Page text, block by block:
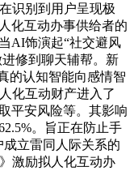
识别到用户呈现极
化互动办事供给者的
AI饰演起“社交避风
修到聊天辅帮。新
的认知智能向感情智
化互动财产进入了
平安风险等。其影响
。旨正在防止手
立雷同人际关系的
激励拟人化互动办